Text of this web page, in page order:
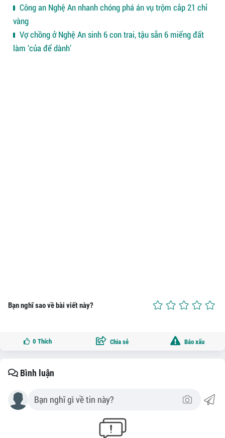
Công an Nghệ An nhanh chóng phá án vụ trộm cắp 21 chỉ
vàng
Vợ chồng ở Nghệ An sinh 6 con trai, tậu sẵn 6 miếng đất
làm ‘của để dành’
Bạn nghĩ sao về bài viết này?
0 Thích Chia sẻ Báo xấu
Bình luận